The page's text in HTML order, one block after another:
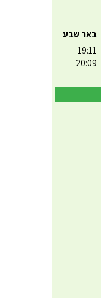
באר שבע
19:11
20:09